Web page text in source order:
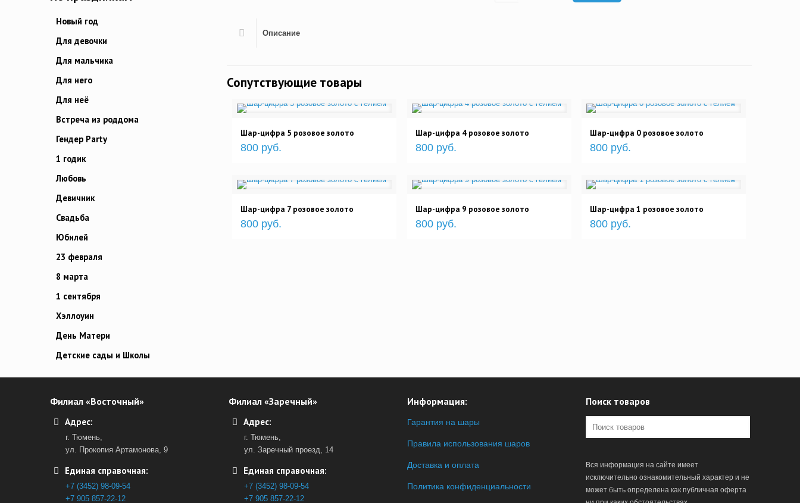
Описание
Сопутствующие товары
Шар-цифра 5 розовое золото
800 руб.
Шар-цифра 4 розовое золото
800 руб.
Шар-цифра 0 розовое золото
800 руб.
Шар-цифра 7 розовое золото
800 руб.
Шар-цифра 9 розовое золото
800 руб.
Шар-цифра 1 розовое золото
800 руб.
Новый год
Для девочки
Для мальчика
Для него
Для неё
Встреча из роддома
Гендер Party
1 годик
Любовь
Девичник
Свадьба
Юбилей
23 февраля
8 марта
1 сентября
Хэллоуин
День Матери
Детские сады и Школы
Филиал «Восточный»
Адрес:
г. Тюмень,
ул. Прокопия Артамонова, 9
Единая справочная:
+7 (3452) 98-09-54
+7 905 857-22-12
Филиал «Заречный»
Адрес:
г. Тюмень,
ул. Заречный проезд, 14
Единая справочная:
+7 (3452) 98-09-54
+7 905 857-22-12
Информация:
Гарантия на шары
Правила использования шаров
Доставка и оплата
Политика конфиденциальности
Поиск товаров
Вся информация на сайте имеет
исключительно ознакомительный характер и не
может быть определена как публичная оферта